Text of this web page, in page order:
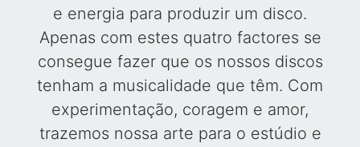
e energia para produzir um disco.
Apenas com estes quatro factores se
consegue fazer que os nossos discos
tenham a musicalidade que têm. Com
experimentação, coragem e amor,
trazemos nossa arte para o estúdio e